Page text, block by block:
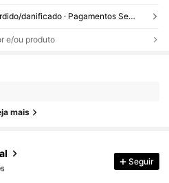
Reenviar se o item estiver perdido/danificado · Pagamentos Seguros · Proteção de privacidade
e/ou produto
mais
atrás
Seguir